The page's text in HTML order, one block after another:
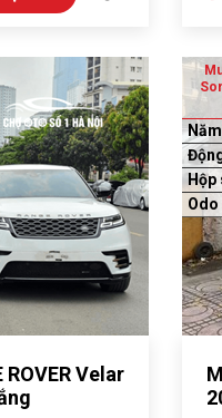
ROVER Velar
Hộp
Odo